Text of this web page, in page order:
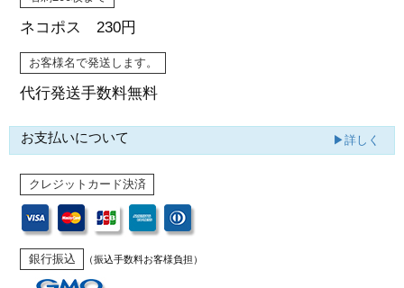
ネコポス 230円
お客様名で発送します。
代行発送手数料無料
お支払いについて ▶詳しく
クレジットカード決済
銀行振込 （振込手数料お客様負担）